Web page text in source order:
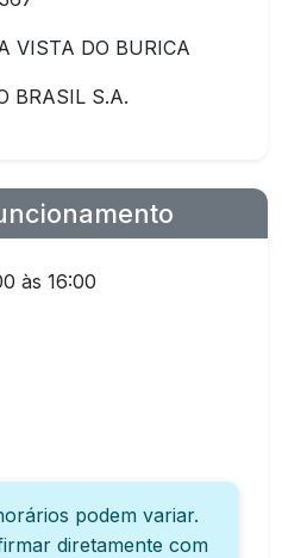
VISTA DO BURICA
BRASIL S.A.
às 16:00
podem variar.
diretamente com